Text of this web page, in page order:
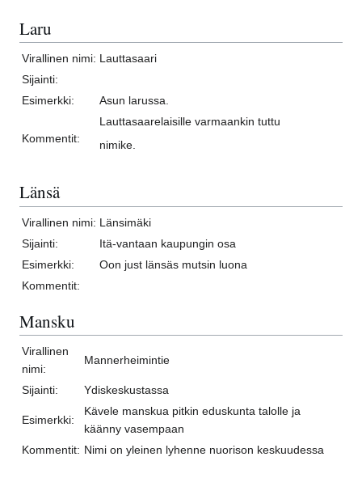
Laru
Virallinen nimi: Lauttasaari
Sijainti:
Esimerkki:
Asun larussa.
Kommentit:
Lauttasaarelaisille varmaankin tuttu
nimike.
Länsä
Virallinen nimi: Länsimäki
Sijainti:
Itä-vantaan kaupungin osa
Esimerkki:
Oon just länsäs mutsin luona
Kommentit:
Mansku
Virallinen
nimi:
Mannerheimintie
Sijainti: Ydiskeskustassa
Esimerkki:
Kävele manskua pitkin eduskunta talolle ja
käänny vasempaan
Kommentit: Nimi on yleinen lyhenne nuorison keskuudessa